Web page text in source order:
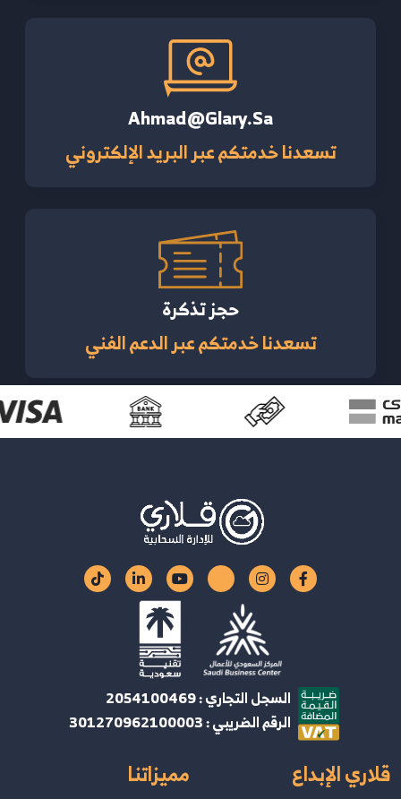
Ahmad@glary.sa
تسعدنا خدمتكم عبر البريد الإلكتروني
حجز تذكرة
تسعدنا خدمتكم عبر الدعم الفني
السجل التجاري : 2054100469
الرقم الضريبي : 301270962100003
قلاري الإبداع مميزاتنا